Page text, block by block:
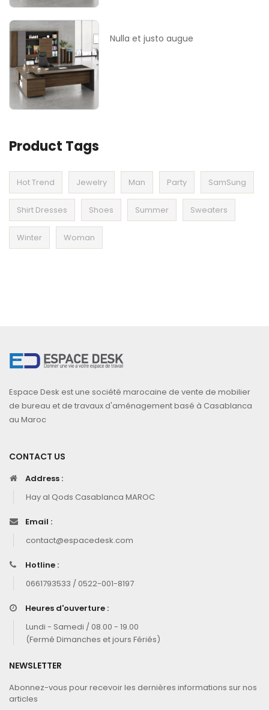
Nulla et justo augue
Product Tags
Hot Trend Jewelry Man Party SamSung
Shirt Dresses Shoes Summer Sweaters
Winter Woman
Espace Desk est une société marocaine de vente de mobilier
de bureau et de travaux d'aménagement basé à Casablanca
au Maroc
CONTACT US
Address :
Hay al Qods Casablanca MAROC
Email :
contact@espacedesk.com
Hotline :
0661793533 / 0522-001-8197
Heures d'ouverture :
Lundi - Samedi / 08.00 - 19.00
(Fermé Dimanches et jours Fériés)
NEWSLETTER
Abonnez-vous pour recevoir les dernières informations sur nos
articles